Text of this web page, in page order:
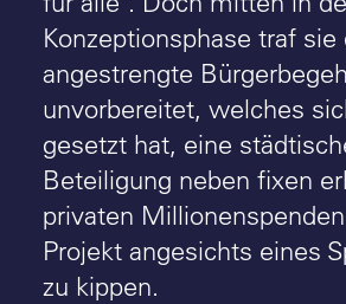
Konzeptionsphase traf sie
angestrengte
unvorbereitet, welches
gesetzt hat, eine
Beteiligung neben fixen
privaten
Projekt angesichts eines
zu kippen.